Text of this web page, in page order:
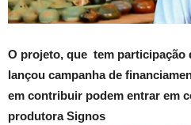
O projeto, que tem participação
lançou campanha de
em contribuir podem entrar em
produtora Signos